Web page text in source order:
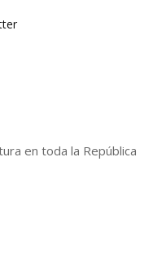
en toda la República